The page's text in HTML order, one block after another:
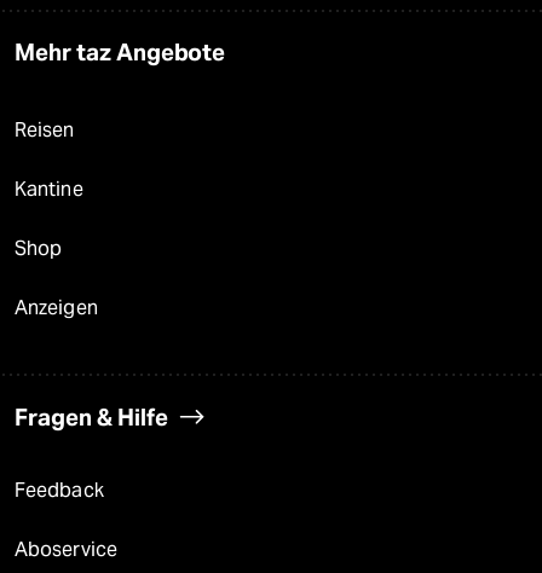
Mehr taz Angebote
Reisen
Kantine
Shop
Anzeigen
Fragen & Hilfe
Feedback
Aboservice